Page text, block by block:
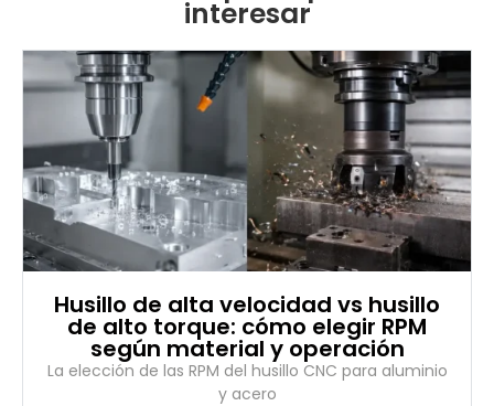
interesar
Husillo de alta velocidad vs husillo
de alto torque: cómo elegir RPM
según material y operación
La elección de las RPM del husillo CNC para aluminio
y acero